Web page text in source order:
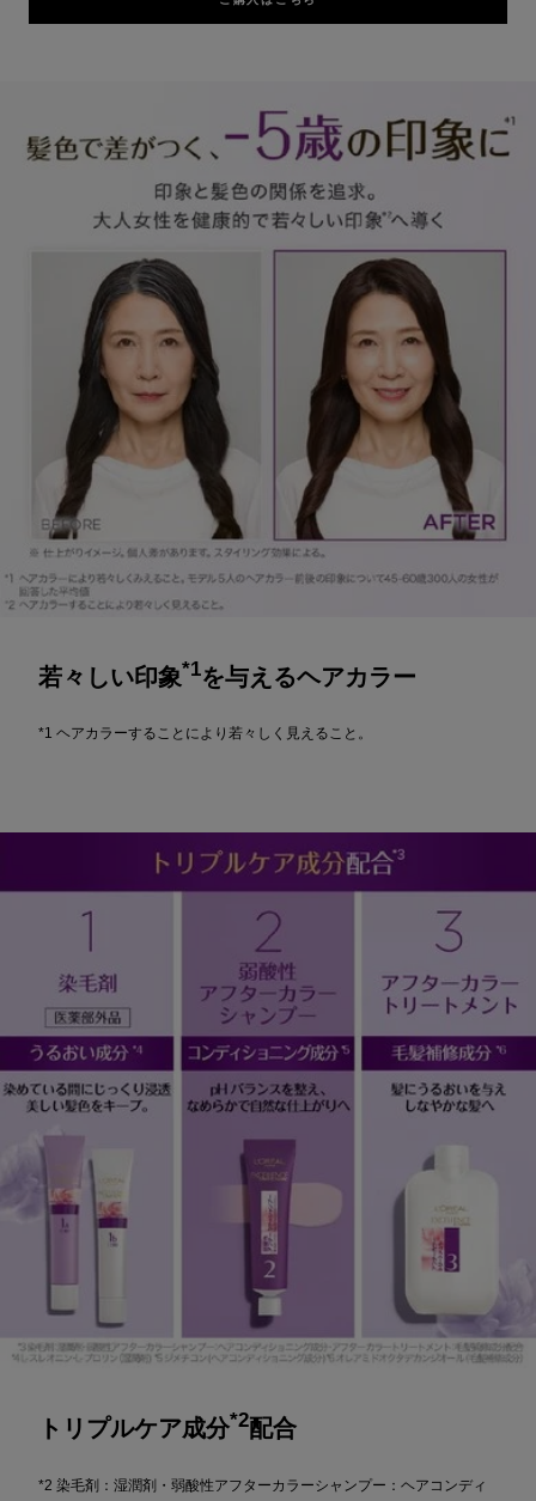
若々しい印象*1を与えるヘアカラー
*1 ヘアカラーすることにより若々しく見えること。
トリプルケア成分*2配合
*2 染毛剤：湿潤剤・弱酸性アフターカラーシャンプー：ヘアコンディ